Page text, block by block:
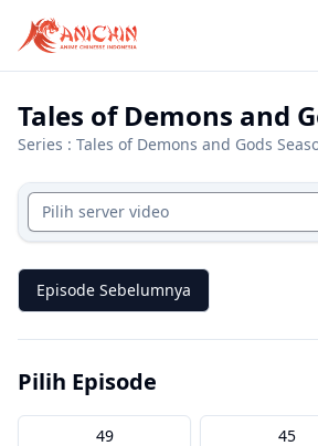
Tales of Demons and
Series : Tales of Demons and Gods
Pilih server video
Episode Sebelumnya
Pilih Episode
49 45